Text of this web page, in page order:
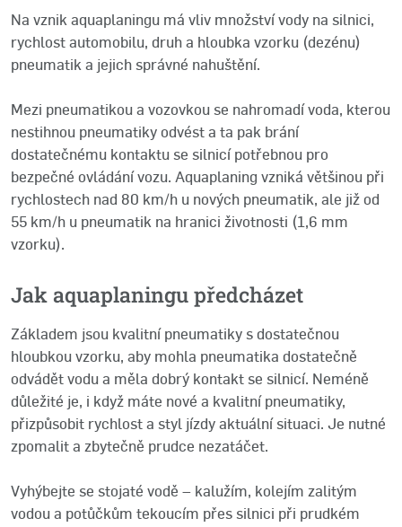
Na vznik aquaplaningu má vliv množství vody na silnici,
rychlost automobilu, druh a hloubka vzorku (dezénu)
pneumatik a jejich správné nahuštění.
Mezi pneumatikou a vozovkou se nahromadí voda, kterou
nestihnou pneumatiky odvést a ta pak brání
dostatečnému kontaktu se silnicí potřebnou pro
bezpečné ovládání vozu. Aquaplaning vzniká většinou při
rychlostech nad 80 km/h u nových pneumatik, ale již od
55 km/h u pneumatik na hranici životnosti (1,6 mm
vzorku).
Jak aquaplaningu předcházet
Základem jsou kvalitní pneumatiky s dostatečnou
hloubkou vzorku, aby mohla pneumatika dostatečně
odvádět vodu a měla dobrý kontakt se silnicí. Neméně
důležité je, i když máte nové a kvalitní pneumatiky,
přizpůsobit rychlost a styl jízdy aktuální situaci. Je nutné
zpomalit a zbytečně prudce nezatáčet.
Vyhýbejte se stojaté vodě – kalužím, kolejím zalitým
vodou a potůčkům tekoucím přes silnici při prudkém